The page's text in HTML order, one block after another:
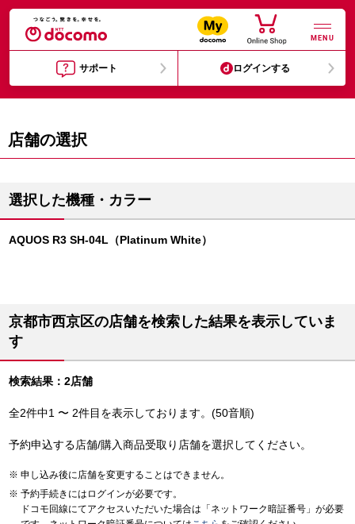
MENU
サポート ログインする
店舗の選択
選択した機種・カラー
AQUOS R3 SH-04L（Platinum White）
京都市西京区の店舗を検索した結果を表示していま
す
検索結果：2店舗
全2件中1 〜 2件目を表示しております。(50音順)
予約申込する店舗/購入商品受取り店舗を選択してください。
申し込み後に店舗を変更することはできません。
予約手続きにはログインが必要です。
ドコモ回線にてアクセスいただいた場合は「ネットワーク暗証番号」が必要